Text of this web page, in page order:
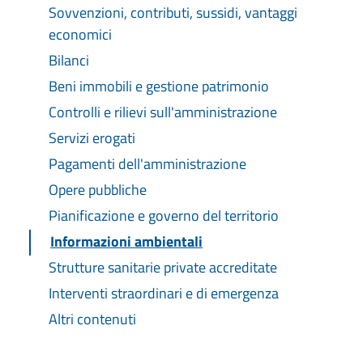
Sovvenzioni, contributi, sussidi, vantaggi
economici
Bilanci
Beni immobili e gestione patrimonio
Controlli e rilievi sull'amministrazione
Servizi erogati
Pagamenti dell'amministrazione
Opere pubbliche
Pianificazione e governo del territorio
Informazioni ambientali
Strutture sanitarie private accreditate
Interventi straordinari e di emergenza
Altri contenuti